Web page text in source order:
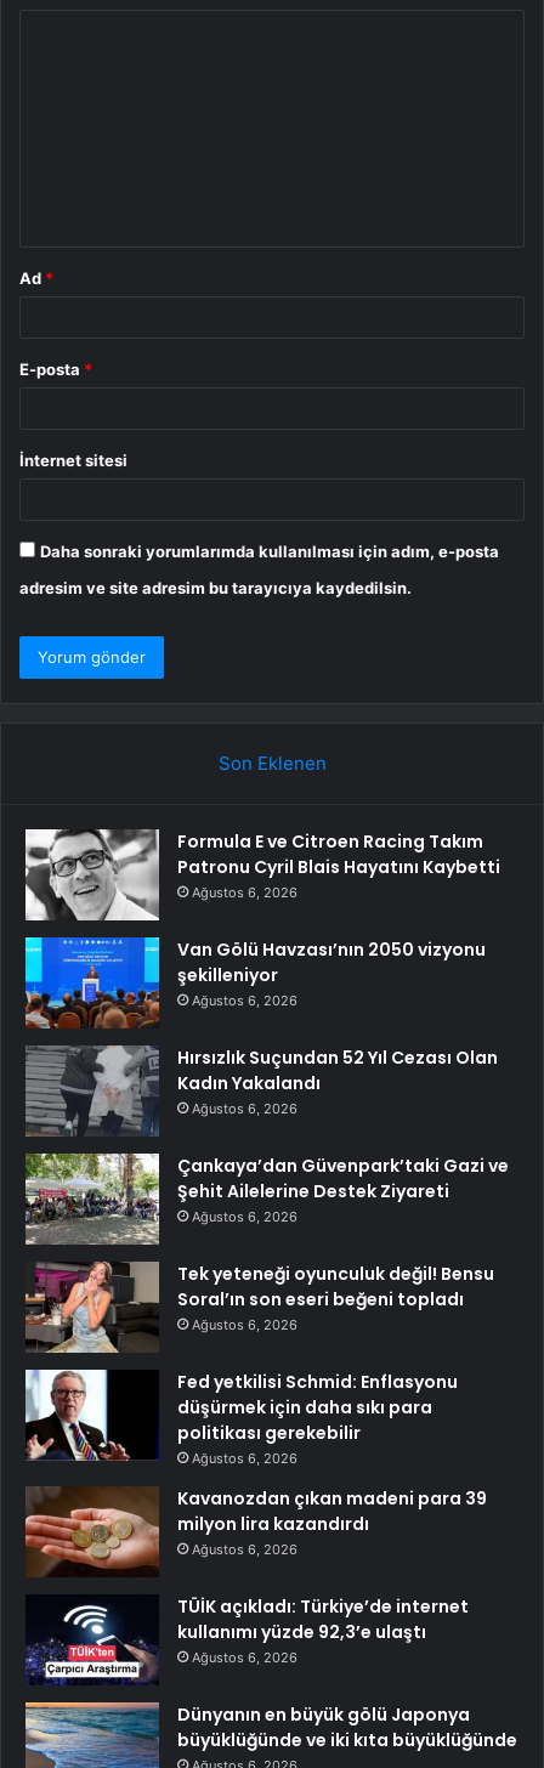
Ad *
E-posta *
İnternet sitesi
Daha sonraki yorumlarımda kullanılması için adım, e-posta
adresim ve site adresim bu tarayıcıya kaydedilsin.
Son Eklenen
Formula E ve Citroen Racing Takım
Patronu Cyril Blais Hayatını Kaybetti
Ağustos 6, 2026
Van Gölü Havzası’nın 2050 vizyonu
şekilleniyor
Ağustos 6, 2026
Hırsızlık Suçundan 52 Yıl Cezası Olan
Kadın Yakalandı
Ağustos 6, 2026
Çankaya’dan Güvenpark’taki Gazi ve
Şehit Ailelerine Destek Ziyareti
Ağustos 6, 2026
Tek yeteneği oyunculuk değil! Bensu
Soral’ın son eseri beğeni topladı
Ağustos 6, 2026
Fed yetkilisi Schmid: Enflasyonu
düşürmek için daha sıkı para
politikası gerekebilir
Ağustos 6, 2026
Kavanozdan çıkan madeni para 39
milyon lira kazandırdı
Ağustos 6, 2026
TÜİK açıkladı: Türkiye’de internet
kullanımı yüzde 92,3’e ulaştı
Ağustos 6, 2026
Dünyanın en büyük gölü Japonya
büyüklüğünde ve iki kıta büyüklüğünde